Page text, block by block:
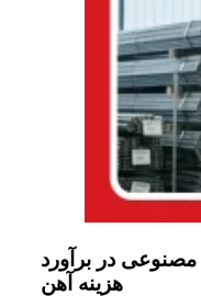
در برآورد
هزینه آهن